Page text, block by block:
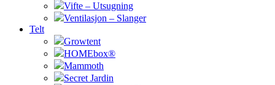
Vifte – Utsugning
Ventilasjon – Slanger
Telt
Growtent
HOMEbox®
Mammoth
Secret Jardin